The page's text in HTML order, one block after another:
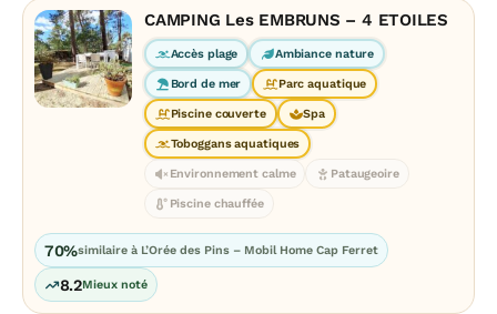
CAMPING Les EMBRUNS – 4 ETOILES
Accès plage Ambiance nature
Bord de mer Parc aquatique
Piscine couverte Spa
Toboggans aquatiques
Environnement calme Pataugeoire
Piscine chauffée
70%similaire à L’Orée des Pins – Mobil Home Cap Ferret
8.2Mieux noté